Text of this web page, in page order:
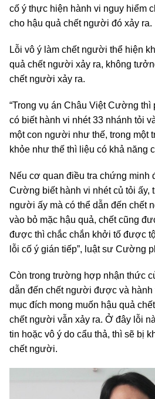
cố ý thực hiện hành vi nguy hiểm
cho hậu quả chết người đó xảy ra.
Lỗi vô ý làm chết người thể hiện
quả chết người xảy ra, không
chết người xảy ra.
“Trong vụ án Châu Việt Cường
có biết hành vi nhét 33 nhánh tỏi
một con người như thế, trong một
khỏe như thế thì liệu có khả năng
Nếu cơ quan điều tra chứng minh
Cường biết hành vi nhét củ tỏi ấy,
người ấy mà có thể dẫn đến chết
vào bỏ mặc hậu quả, chết cũng
được thì chắc chắn khởi tố được
lỗi cố ý gián tiếp”, luật sư Cường
Còn trong trường hợp nhận thức
dẫn đến chết người được và hành
mục đích mong muốn hậu quả
chết người vẫn xảy ra. Ở đây lỗi
tin hoặc vô ý do cẩu thả, thì sẽ bị
chết người.